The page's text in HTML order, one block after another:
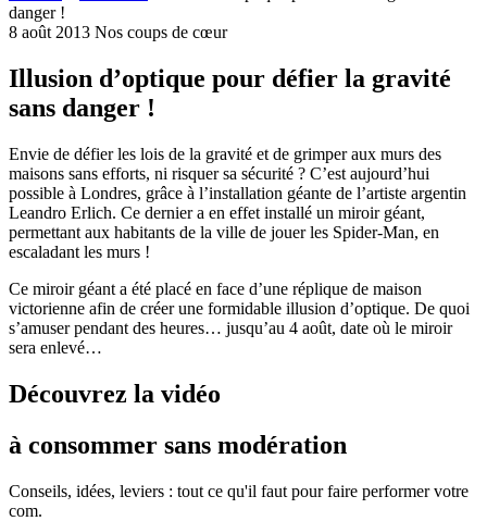
danger !
8 août 2013 Nos coups de cœur
Illusion d’optique pour défier la gravité
sans danger !
Envie de défier les lois de la gravité et de grimper aux murs des
maisons sans efforts, ni risquer sa sécurité ? C’est aujourd’hui
possible à Londres, grâce à l’installation géante de l’artiste argentin
Leandro Erlich. Ce dernier a en effet installé un miroir géant,
permettant aux habitants de la ville de jouer les Spider-Man, en
escaladant les murs !
Ce miroir géant a été placé en face d’une réplique de maison
victorienne afin de créer une formidable illusion d’optique. De quoi
s’amuser pendant des heures… jusqu’au 4 août, date où le miroir
sera enlevé…
Découvrez la vidéo
à consommer sans modération
Conseils, idées, leviers : tout ce qu'il faut pour faire performer votre
com.